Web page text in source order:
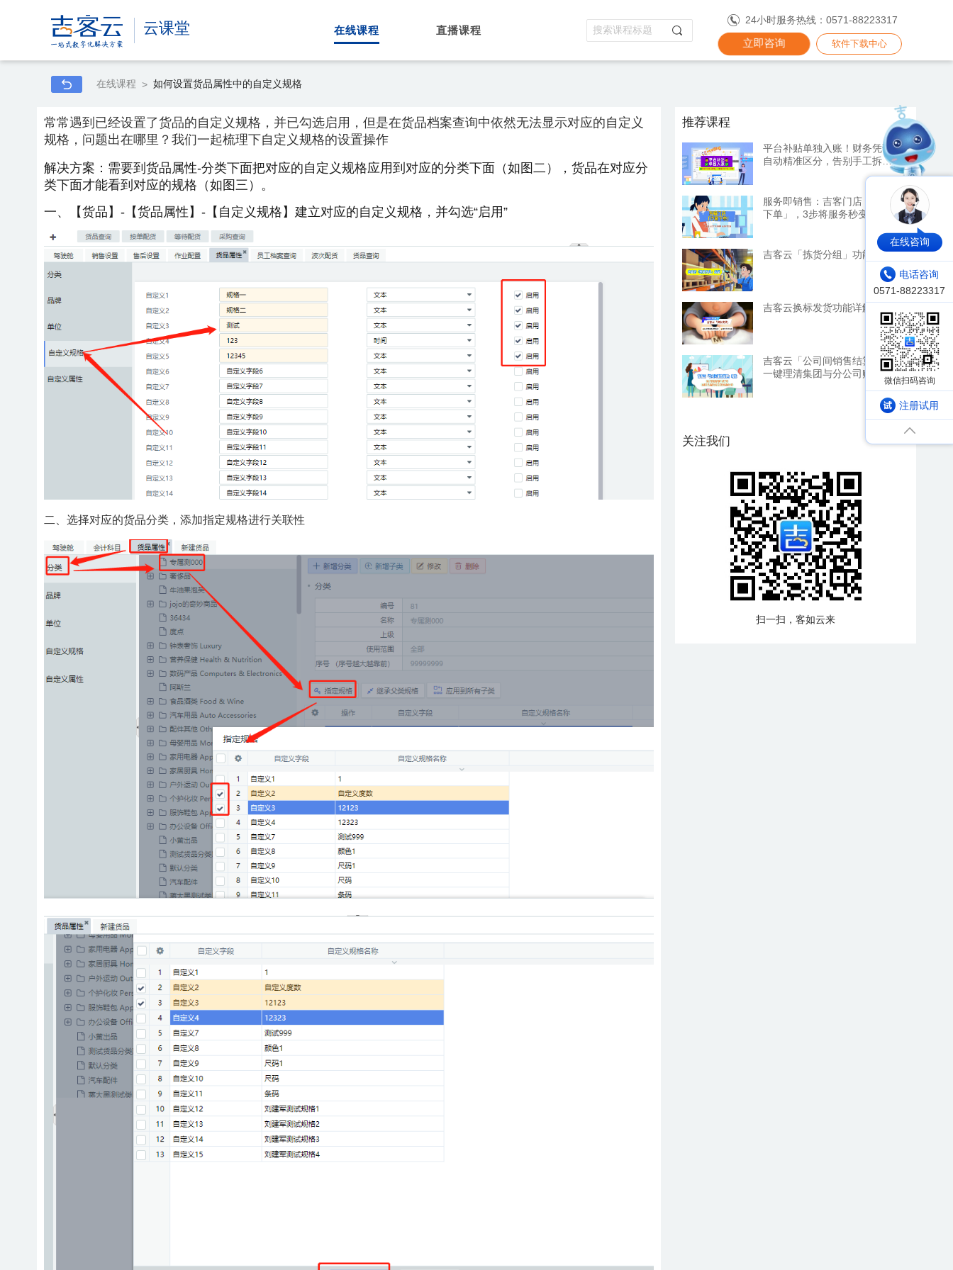
云课堂 在线课程 直播课程
24小时服务热线：0571-88223317
立即咨询 软件下载中心
在线咨询
电话咨询
注册试用
在线课程 > 如何设置货品属性中的自定义规格
常常遇到已经设置了货品的自定义规格，并已勾选启用，但是在货品档案查询中依然无法显示对应的自定义
规格，问题出在哪里？我们一起梳理下自定义规格的设置操作
解决方案：需要到货品属性-分类下面把对应的自定义规格应用到对应的分类下面（如图二），货品在对应分
类下面才能看到对应的规格（如图三）。
一、【货品】-【货品属性】-【自定义规格】建立对应的自定义规格，并勾选“启用”
二、选择对应的货品分类，添加指定规格进行关联性
推荐课程
平台补贴单独入账！财务凭证
自动精准区分，告别手工拆分
服务即销售：吉客门店「代客
下单」，3步将服务秒变订单
吉客云「拣货分组」功能详解
吉客云换标发货功能详解
吉客云「公司间销售结算」：
一键理清集团与分公司账务，
关注我们
扫一扫，客如云来